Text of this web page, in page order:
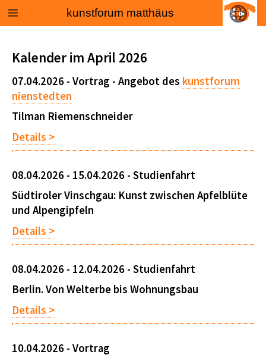
Kalender im April 2026
07.04.2026 - Vortrag - Angebot des kunstforum
nienstedten
Tilman Riemenschneider
Details >
08.04.2026 - 15.04.2026 - Studienfahrt
Südtiroler Vinschgau: Kunst zwischen Apfelblüte
und Alpengipfeln
Details >
08.04.2026 - 12.04.2026 - Studienfahrt
Berlin. Von Welterbe bis Wohnungsbau
Details >
10.04.2026 - Vortrag
kunstforum matthäus